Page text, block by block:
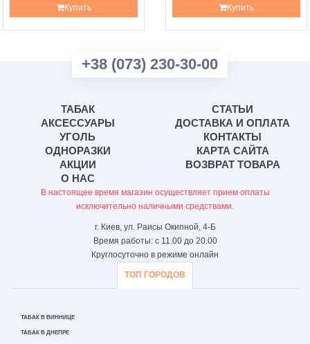
Купить Купить
+38 (073) 230-30-00
ТАБАК
АКСЕССУАРЫ
УГОЛЬ
ОДНОРАЗКИ
АКЦИИ
О НАС
СТАТЬИ
ДОСТАВКА И ОПЛАТА
КОНТАКТЫ
КАРТА САЙТА
ВОЗВРАТ ТОВАРА
В настоящее время магазин осуществляет прием оплаты
исключительно наличными средствами.
г. Киев, ул. Раисы Окипной, 4-Б
Время работы: с 11.00 до 20.00
Круглосуточно в режиме онлайн
ТОП ГОРОДОВ
ТАБАК В ВИННИЦЕ
ТАБАК В ДНЕПРЕ